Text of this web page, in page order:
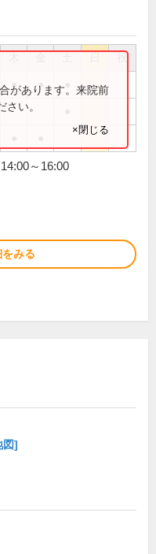
祝
● ●
があります。来院前
い。
×閉じる
～16:00
みる
図]